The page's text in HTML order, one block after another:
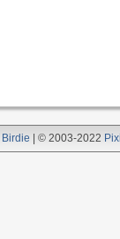
Birdie | © 2003-2022